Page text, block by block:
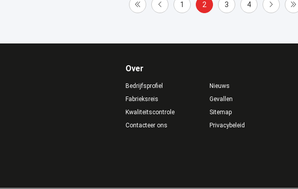
1 2 3 4
Over
Bedrijfsprofiel
Fabrieksreis
Kwaliteitscontrole
Contacteer ons
Nieuws
Gevallen
Sitemap
Privacybeleid